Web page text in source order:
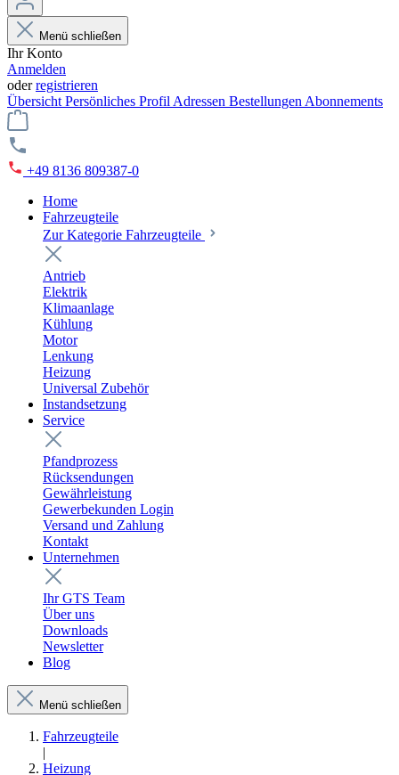
Menü schließen
Ihr Konto
Anmelden
oderregistrieren
Übersicht Persönliches Profil Adressen Bestellungen Abonnements
+49 8136 809387-0
Home
Fahrzeugteile
Zur Kategorie Fahrzeugteile
Antrieb
Elektrik
Klimaanlage
Kühlung
Motor
Lenkung
Heizung
Universal Zubehör
Instandsetzung
Service
Pfandprozess
Rücksendungen
Gewährleistung
Gewerbekunden Login
Versand und Zahlung
Kontakt
Unternehmen
Ihr GTS Team
Über uns
Downloads
Newsletter
Blog
Menü schließen
Fahrzeugteile
|
Heizung